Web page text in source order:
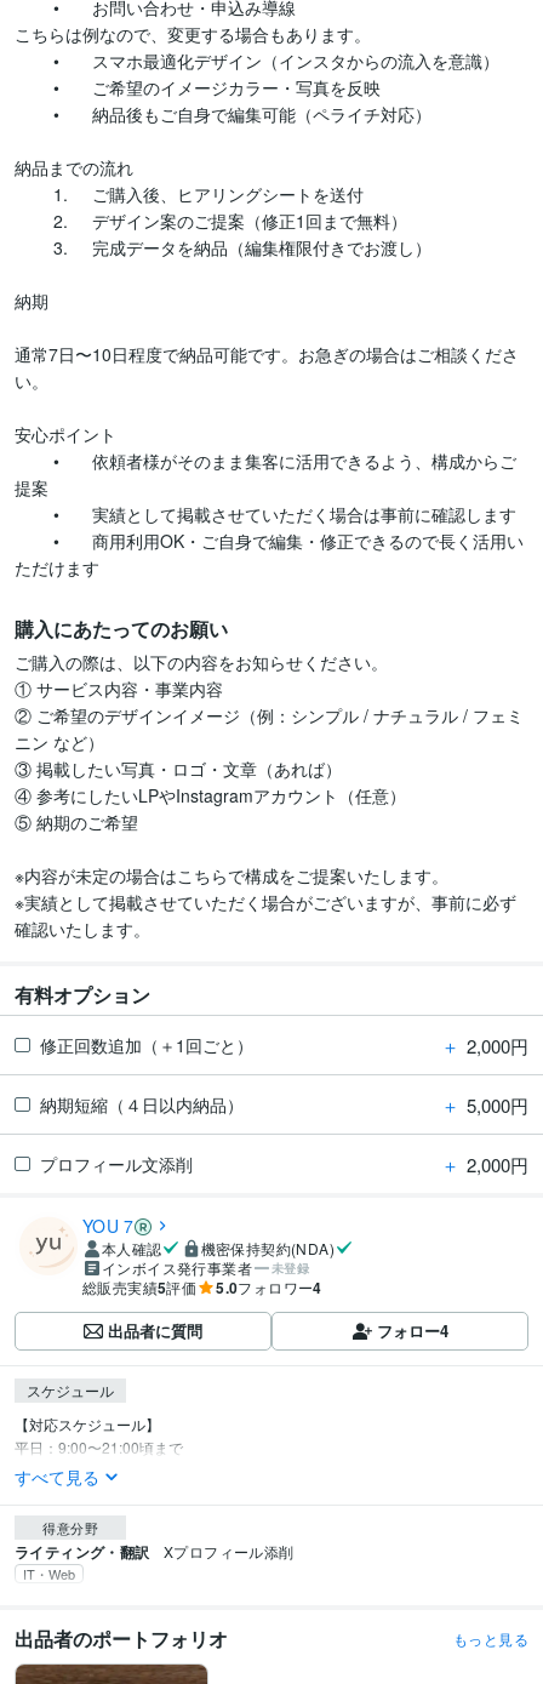
こちらは例なので、変更する場合もあります。
納品までの流れ
納期
通常7日〜10日程度で納品可能です。お急ぎの場合はご相談くださ
い。
安心ポイント
提案
購入にあたってのお願い
ご購入の際は、以下の内容をお知らせください。
① サービス内容・事業内容
② ご希望のデザインイメージ（例：シンプル / ナチュラル / フェミ
ニン など）
③ 掲載したい写真・ロゴ・文章（あれば）
④ 参考にしたいLPやInstagramアカウント（任意）
⑤ 納期のご希望
※内容が未定の場合はこちらで構成をご提案いたします。
※実績として掲載させていただく場合がございますが、事前に必ず
確認いたします。
有料オプション
修正回数追加（＋1回ごと） ＋ 2,000円
納期短縮（４日以内納品） ＋ 5,000円
プロフィール文添削 ＋ 2,000円
YOU 7
本人確認
機密保持契約(NDA)
インボイス発行事業者
未登録
総販売実績5評価 5.0フォロワー4
出品者に質問 フォロー4
スケジュール
【対応スケジュール】
平日：9:00〜21:00頃まで
すべて見る
得意分野
ライティング・翻訳 Xプロフィール添削
IT・Web
出品者のポートフォリオ もっと見る